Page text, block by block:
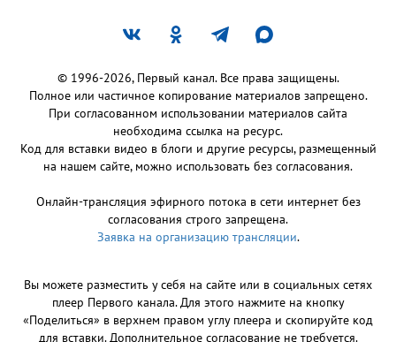
© 1996-2026, Первый канал. Все права защищены.
Полное или частичное копирование материалов запрещено.
При согласованном использовании материалов сайта
необходима ссылка на ресурс.
Код для вставки видео в блоги и другие ресурсы, размещенный
на нашем сайте, можно использовать без согласования.
Онлайн-трансляция эфирного потока в сети интернет без
согласования строго запрещена.
Заявка на организацию трансляции.
Вы можете разместить у себя на сайте или в социальных сетях
плеер Первого канала. Для этого нажмите на кнопку
«Поделиться» в верхнем правом углу плеера и скопируйте код
для вставки. Дополнительное согласование не требуется.